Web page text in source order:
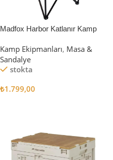
Madfox Harbor Katlanır Kamp
Kamp Ekipmanları, Masa &
Sandalye
stokta
₺1.799,00